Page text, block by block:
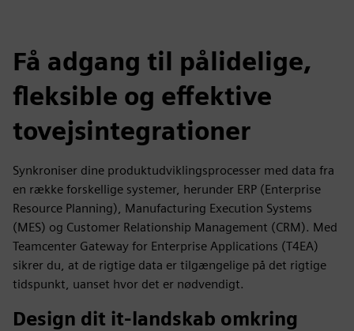
Få adgang til pålidelige,
fleksible og effektive
tovejsintegrationer
Synkroniser dine produktudviklingsprocesser med data fra
en række forskellige systemer, herunder ERP (Enterprise
Resource Planning), Manufacturing Execution Systems
(MES) og Customer Relationship Management (CRM). Med
Teamcenter Gateway for Enterprise Applications (T4EA)
sikrer du, at de rigtige data er tilgængelige på det rigtige
tidspunkt, uanset hvor det er nødvendigt.
Design dit it-landskab omkring